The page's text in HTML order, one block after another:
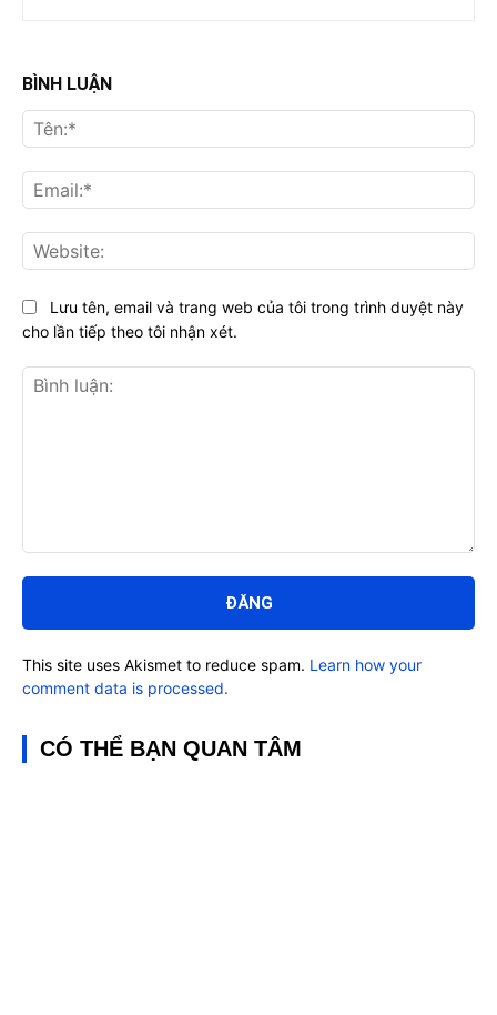
BÌNH LUẬN
luận:
Lưu tên, email và trang web của tôi trong trình duyệt này
cho lần tiếp theo tôi nhận xét.
This site uses Akismet to reduce spam. Learn how your
comment data is processed.
CÓ THỂ BẠN QUAN TÂM